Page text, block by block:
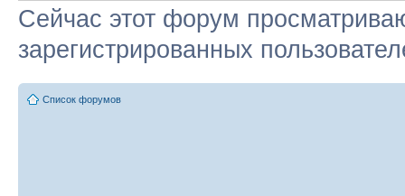
Сейчас этот форум
зарегистрированных
Список форумов